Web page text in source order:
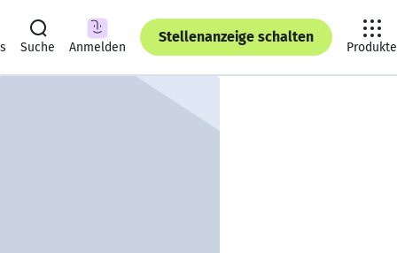
Suche Anmelden
Stellenanzeige schalten
Produkte